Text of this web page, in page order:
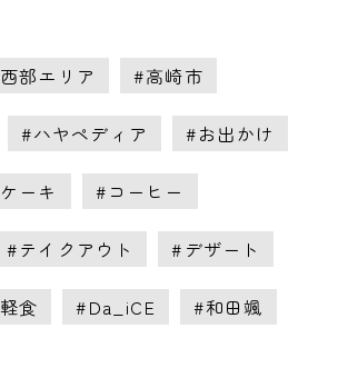
西部エリア 高崎市
ハヤペディア お出かけ
ケーキ コーヒー
テイクアウト デザート
軽食 Da_iCE 和田颯